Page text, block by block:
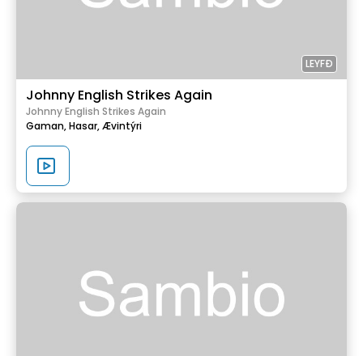
LEYFÐ
Johnny English Strikes Again
Johnny English Strikes Again
Gaman,Hasar,Ævintýri